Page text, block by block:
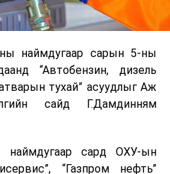
наймдугаар сарын 5-ны
“Автобензин, дизель
тухай” асуудлыг Аж
сайд Г.Дамдинням
сард ОХУ-ын
“Газпром нефть”